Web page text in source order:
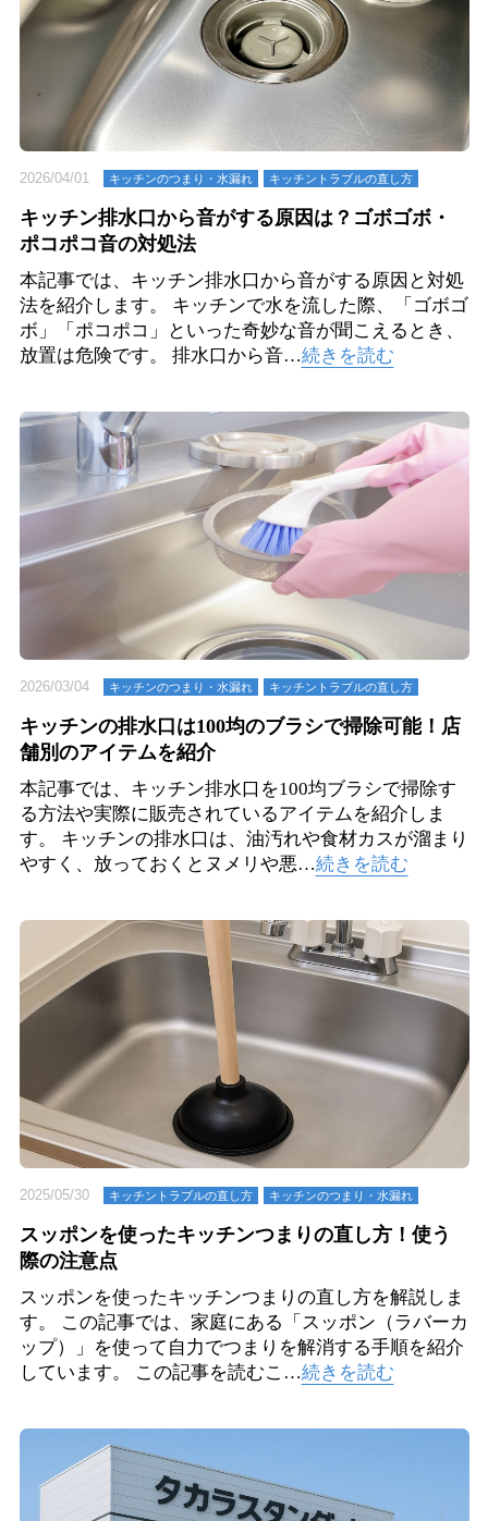
2026/04/01 キッチンのつまり・⽔漏れ キッチントラブルの直し方
キッチン排水口から音がする原因は？ゴボゴボ・
ポコポコ音の対処法
本記事では、キッチン排水口から音がする原因と対処
法を紹介します。 キッチンで水を流した際、「ゴボゴ
ボ」「ポコポコ」といった奇妙な音が聞こえるとき、
放置は危険です。 排水口から音…続きを読む
2026/03/04 キッチンのつまり・⽔漏れ キッチントラブルの直し方
キッチンの排水口は100均のブラシで掃除可能！店
舗別のアイテムを紹介
本記事では、キッチン排水口を100均ブラシで掃除す
る方法や実際に販売されているアイテムを紹介しま
す。 キッチンの排水口は、油汚れや食材カスが溜まり
やすく、放っておくとヌメリや悪…続きを読む
2025/05/30 キッチントラブルの直し方 キッチンのつまり・⽔漏れ
スッポンを使ったキッチンつまりの直し方！使う
際の注意点
スッポンを使ったキッチンつまりの直し方を解説しま
す。 この記事では、家庭にある「スッポン（ラバーカ
ップ）」を使って自力でつまりを解消する手順を紹介
しています。 この記事を読むこ…続きを読む